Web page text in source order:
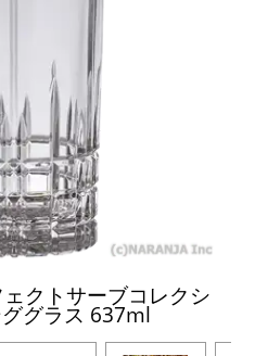
クトサーブコレクシ
グラス 637ml